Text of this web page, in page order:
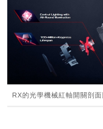
RX的光學機械紅軸開關剖面